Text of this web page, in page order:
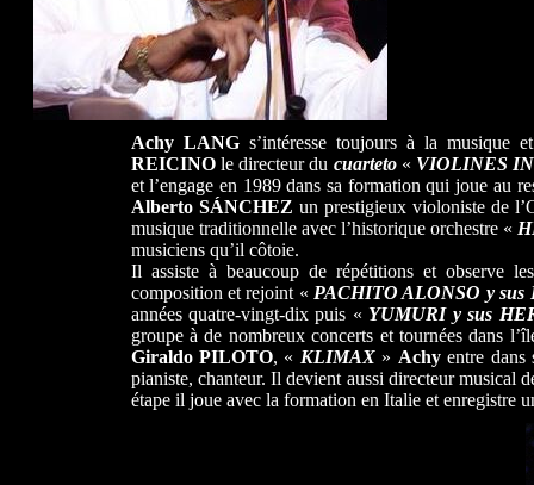
Achy LANGs’intéresse toujours à la musique
REICINOle directeur du cuarteto« VIOLINES
et l’engage en 1989 dans sa formation qui joue au
Alberto SÁNCHEZ un prestigieux violoniste de
musique traditionnelle avec l’historique orchestre «
musiciens qu’il côtoie.
Il assiste à beaucoup de répétitions et observe
composition et rejoint « PACHITO ALONSO y
années quatre-vingt-dix puis « YUMURI y sus
groupe à de nombreux concerts et tournées dans
Giraldo PILOTO, « KLIMAX» Achyentre dans
pianiste, chanteur. Il devient aussi directeur musical
étape il joue avec la formation en Italie et enregistre